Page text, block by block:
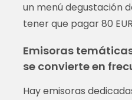
un menú degustación
tener que pagar 80
Emisoras
se convierte en
Hay emisoras